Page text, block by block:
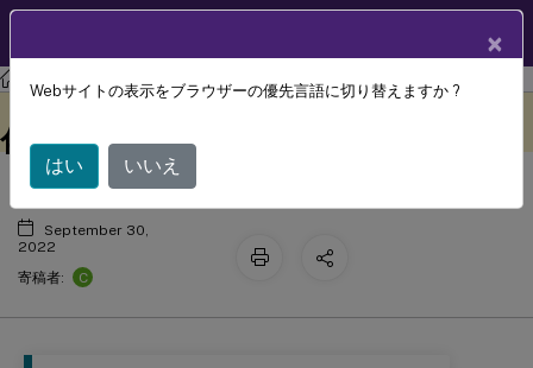
Session Recording Session Recording 2207
再生データの保護の有効化または無効
化
September 30,
2022
寄稿者:
C
×
Webサイトの表示をブラウザーの優先言語に切り替えますか ?
はい いいえ